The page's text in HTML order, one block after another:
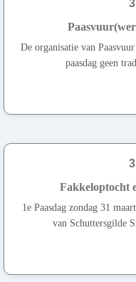
De organisatie van
paasdag geen
Fakkeloptocht
1e Paasdag zondag 31
van Schuttersgilde